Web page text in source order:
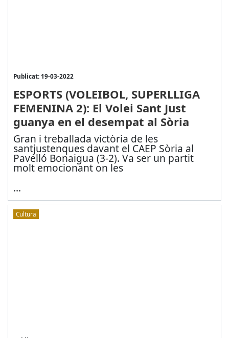
Publicat: 19-03-2022
ESPORTS (VOLEIBOL, SUPERLLIGA
FEMENINA 2): El Volei Sant Just
guanya en el desempat al Sòria
Gran i treballada victòria de les
santjustenques davant el CAEP Sòria al
Pavelló Bonaigua (3-2). Va ser un partit
molt emocionant on les
...
Cultura